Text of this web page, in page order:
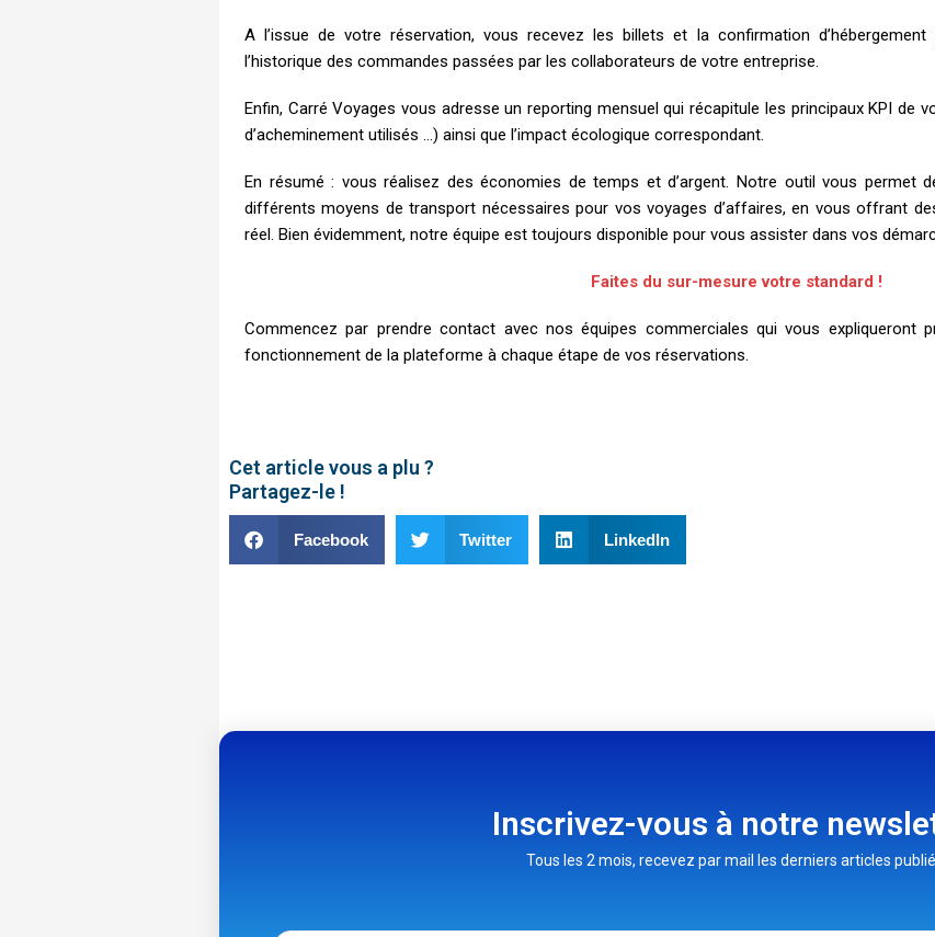
A l’issue de votre réservation, vous recevez les billets et la confirmation
l’historique des commandes passées par les collaborateurs de votre entreprise.
Enfin, Carré Voyages vous adresse un reporting mensuel qui récapitule les principaux KPI de
d’acheminement utilisés …) ainsi que l’impact écologique correspondant.
En résumé : vous réalisez des économies de temps et d’argent. Notre outil vous permet
différents moyens de transport nécessaires pour vos voyages d’affaires, en vous offrant
réel. Bien évidemment, notre équipe est toujours disponible pour vous assister dans vos
Faites du sur-mesure votre standard !
Commencez par prendre contact avec nos équipes commerciales qui vous expliqueront
fonctionnement de la plateforme à chaque étape de vos réservations.
Cet article vous a plu ?
Partagez-le !
Facebook Twitter LinkedIn
Inscrivez-vous à notre
Tous les 2 mois, recevez par mail les derniers articles